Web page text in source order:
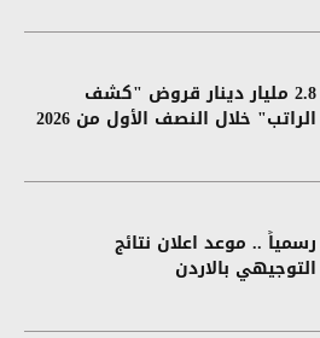
2.8 مليار دينار قروض "كشف
الراتب" خلال النصف الأول من 2026
رسمياً .. موعد اعلان نتائج
التوجيهي بالاردن